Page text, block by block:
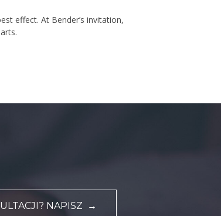
aby
effect. At Bender’s invitation,
NAPISZ →